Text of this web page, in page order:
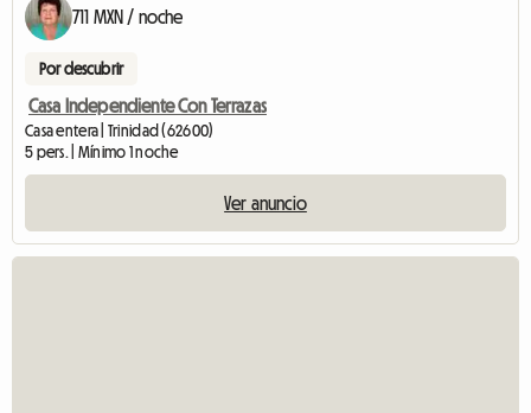
711 MXN / noche
Por descubrir
Casa Independiente Con Terrazas
Casa entera | Trinidad (62600)
5 pers. | Mínimo 1 noche
Ver anuncio